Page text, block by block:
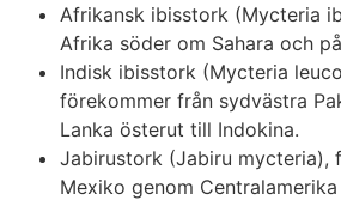
Afrikansk ibisstork (Mycteria
Afrika söder om Sahara och
Indisk ibisstork (Mycteria
förekommer från sydvästra
Lanka österut till Indokina.
Jabirustork (Jabiru mycteria),
Mexiko genom